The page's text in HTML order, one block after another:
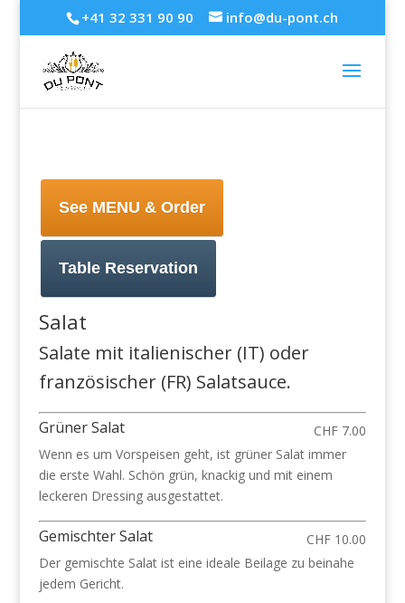
+41 32 331 90 90 info@du-pont.ch
See MENU & Order
Table Reservation
Salat
Salate mit italienischer (IT) oder
französischer (FR) Salatsauce.
Grüner Salat
CHF 7.00
Wenn es um Vorspeisen geht, ist grüner Salat immer
die erste Wahl. Schön grün, knackig und mit einem
leckeren Dressing ausgestattet.
Gemischter Salat
CHF 10.00
Der gemischte Salat ist eine ideale Beilage zu beinahe
jedem Gericht.